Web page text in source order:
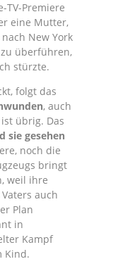
TV-Premiere
eine Mutter,
New York
überführen,
stürzte.
folgt das
, auch
übrig. Das
sie gesehen
noch die
bringt
weil ihre
auch
Plan
in
Kampf
Kind.